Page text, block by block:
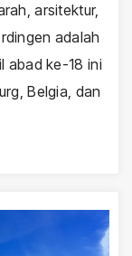
arsitektur,
adalah
abad ke-18 ini
Belgia, dan